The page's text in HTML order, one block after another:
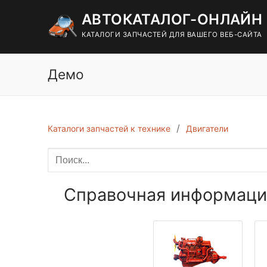
содержимому
АВТОКАТАЛОГ-ОНЛАЙН
КАТАЛОГИ ЗАПЧАСТЕЙ ДЛЯ ВАШЕГО ВЕБ-САЙТА
Демо
Каталоги запчастей к технике Двигатели
Справочная